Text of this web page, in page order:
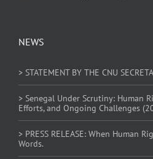
NEWS
> STATEMENT BY THE CNU
> Senegal Under Scrutiny: Human
Efforts, and Ongoing Challenges
> PRESS RELEASE: When Human
Words.